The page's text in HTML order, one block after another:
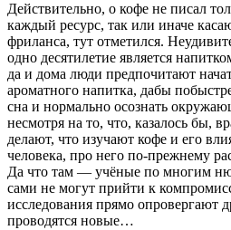
Действительно, о кофе не писал
каждый ресурс, так или иначе
фриланса, тут отметился.
одно десятилетие является
да и дома люди предпочитают
ароматного напитка, дабы
сна и нормально осознать
несмотря на то, что, казалось бы,
делают, что изучают кофе и его
человека, про него по-прежнему
Да что там — учёные по многим
сами не могут прийти к
исследования прямо опровергают
проводятся новые…